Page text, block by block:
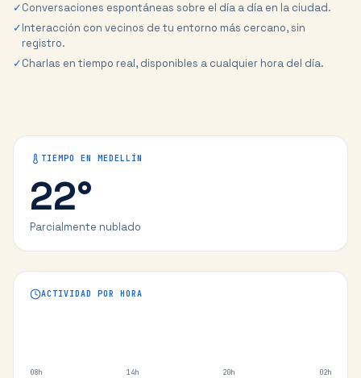
✓Conversaciones espontáneas sobre el día a día en la ciudad.
✓Interacción con vecinos de tu entorno más cercano, sin
registro.
✓Charlas en tiempo real, disponibles a cualquier hora del día.
TIEMPO EN MEDELLÍN
22°
Parcialmente nublado
ACTIVIDAD POR HORA
08h 14h 20h 02h